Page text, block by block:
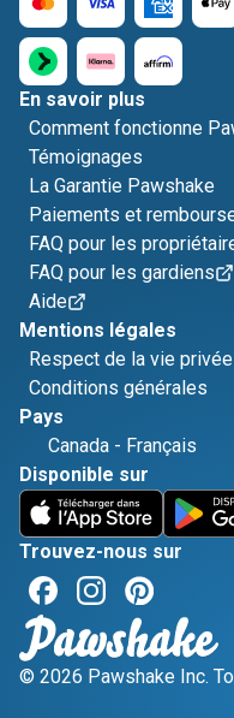
En savoir plus
Comment fonctionne
Témoignages
La Garantie Pawshake
Paiements et
FAQ pour les
FAQ pour les gardiens
Aide
Mentions légales
Respect de la vie
Conditions générales
Pays
Canada - Français
Disponible sur
Trouvez-nous sur
© 2026 Pawshake Inc.